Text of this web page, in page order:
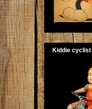
Kiddie cyclist